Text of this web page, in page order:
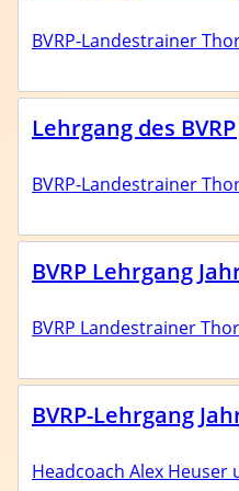
BVRP-Landestrainer
Lehrgang des
BVRP-Landestrainer
BVRP Lehrgang
BVRP Landestrainer
BVRP-Lehrgang
Headcoach Alex Heuser